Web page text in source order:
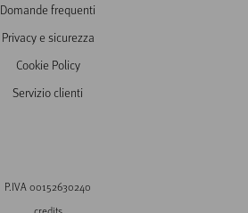
Domande frequenti
Privacy e sicurezza
Cookie Policy
Servizio clienti
P.IVA 00152630240